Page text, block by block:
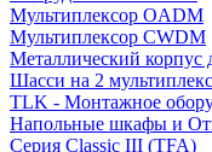
Мультиплекcор OADM
Мультиплексор CWDM
Металлический корпус
Шасси на 2
TLK - Монтажное
Напольные шкафы и
Серия Classic III (TFA)